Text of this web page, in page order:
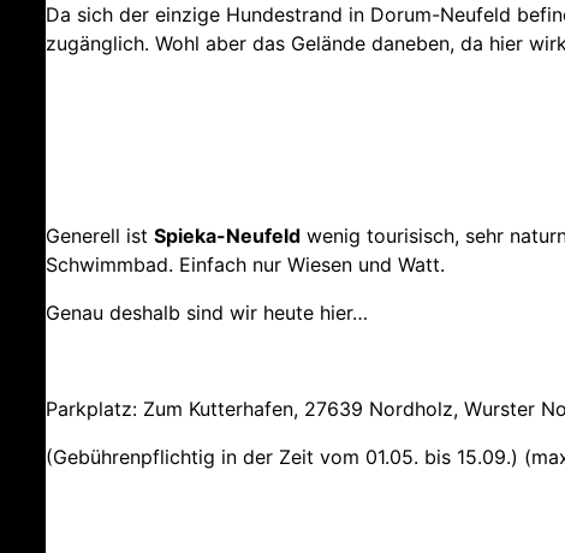
Da sich der einzige Hundestrand in Dorum-Neufeld
zugänglich. Wohl aber das Gelände daneben, da hier
Generell ist Spieka-Neufeld wenig tourisisch, sehr
Schwimmbad. Einfach nur Wiesen und Watt.
Genau deshalb sind wir heute hier…
Parkplatz: Zum Kutterhafen, 27639 Nordholz, Wurster
(Gebührenpflichtig in der Zeit vom 01.05. bis 15.09.)